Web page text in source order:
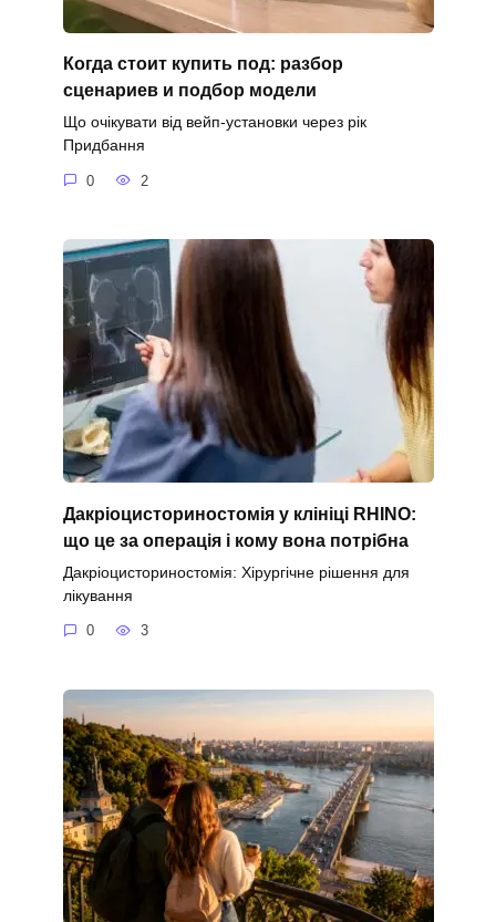
Когда стоит купить под: разбор
сценариев и подбор модели
Що очікувати від вейп-установки через рік
Придбання
0 2
Дакріоцисториностомія у клініці RHINO:
що це за операція і кому вона потрібна
Дакріоцисториностомія: Хірургічне рішення для
лікування
0 3